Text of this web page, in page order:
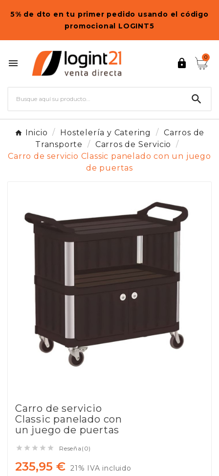
5% de dto en tu primer pedido usando el código
promocional LOGINT5
 
0

Inicio Hostelería y Catering
Carros de
Transporte
Carros de Servicio
Carro de servicio Classic panelado con un juego
de puertas
Carro de servicio
Classic panelado con
un juego de puertas
     Reseña(0)
235,95 € 21% IVA incluido